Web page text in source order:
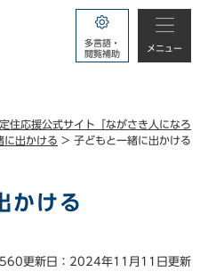
多言語・
閲覧補助
メニュー
住応援公式サイト「ながさき人になろ
に出かける > 子どもと一緒に出かける
かける
更新日：2024年11月11日更新